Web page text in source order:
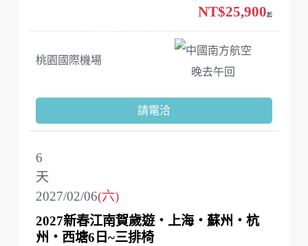
桃園國際機場
中國南方航空
晚去午回
NT$25,900起
請電洽
2027/02/06(六)
6
天
2027新春江南賀歲遊‧上海‧蘇州‧杭
州‧西塘6日~三排椅